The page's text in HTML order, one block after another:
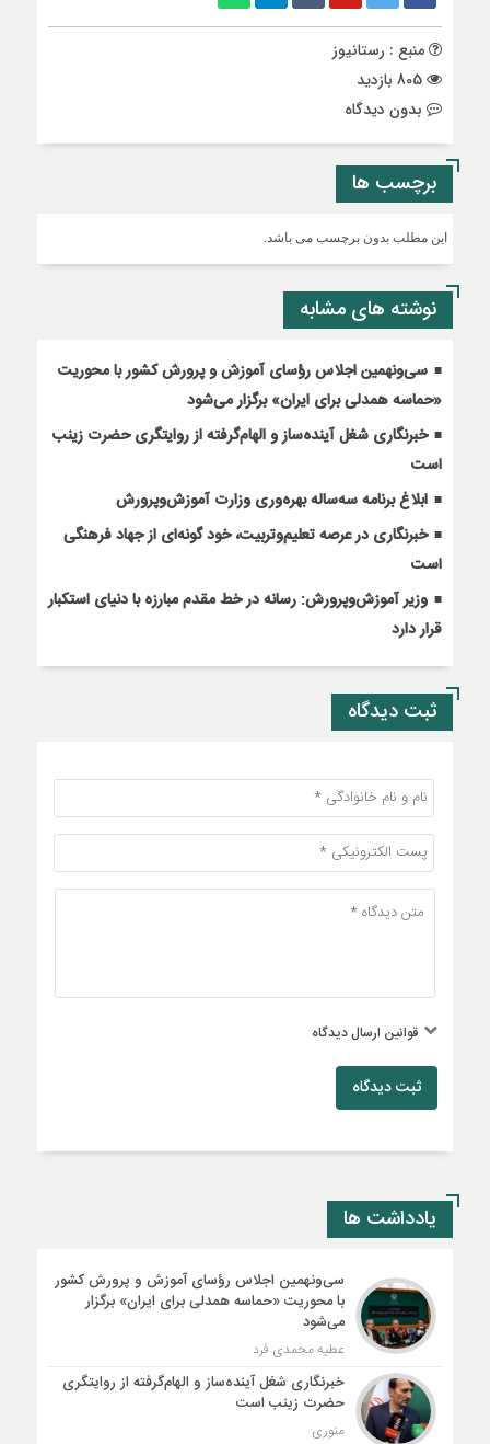
منبع : رستانیوز
بدون دیدگاه
برچسب ها
این مطلب بدون برچسب می باشد.
نوشته های مشابه
سی‌ونهمین اجلاس رؤسای آموزش و پرورش کشور با محوریت
«حماسه همدلی برای ایران» برگزار می‌شود
خبرنگاری شغل آینده‌ساز و الهام‌گرفته از روایتگری حضرت زینب
است
ابلاغ برنامه سه‌ساله بهره‌وری وزارت آموزش‌وپرورش
خبرنگاری در عرصه تعلیم‌وتربیت، خود گونه‌ای از جهاد فرهنگی
است
وزیر آموزش‌وپرورش: رسانه در خط مقدم مبارزه با دنیای استکبار
قرار دارد
ثبت دیدگاه
قوانین ارسال دیدگاه
ثبت دیدگاه
یادداشت ها
سی‌ونهمین اجلاس رؤسای آموزش و پرورش کشور
با محوریت «حماسه همدلی برای ایران» برگزار
می‌شود
عطیه محمدی فرد
خبرنگاری شغل آینده‌ساز و الهام‌گرفته از روایتگری
حضرت زینب است
منوری